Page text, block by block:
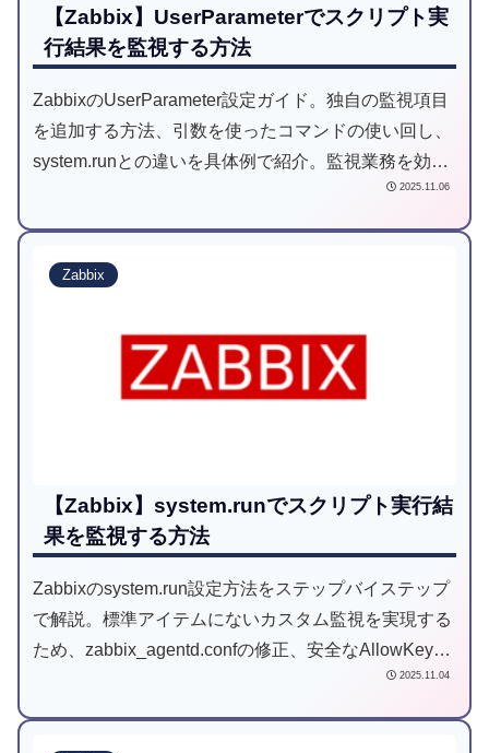
【Zabbix】UserParameterでスクリプト実
行結果を監視する方法
ZabbixのUserParameter設定ガイド。独自の監視項目
を追加する方法、引数を使ったコマンドの使い回し、
system.runとの違いを具体例で紹介。監視業務を効率
2025.11.06
Zabbix
【Zabbix】system.runでスクリプト実行結
果を監視する方法
Zabbixのsystem.run設定方法をステップバイステップ
で解説。標準アイテムにないカスタム監視を実現する
ため、zabbix_agentd.confの修正、安全なAllowKeyの
使い方、スクリプトの権限設定までを網羅。初心者で
2025.11.04